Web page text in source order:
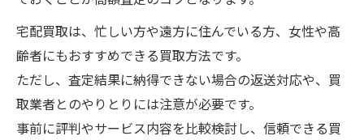
宅配買取は、忙しい方や遠方に住んでいる方、女性や高
齢者にもおすすめできる買取方法です。
ただし、査定結果に納得できない場合の返送対応や、買
取業者とのやりとりには注意が必要です。
事前に評判やサービス内容を比較検討し、信頼できる買